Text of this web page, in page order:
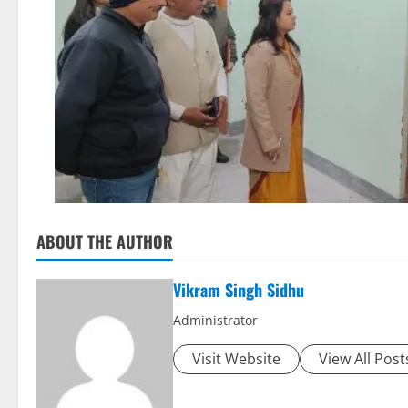
ABOUT THE AUTHOR
Vikram Singh Sidhu
Administrator
Visit Website View All